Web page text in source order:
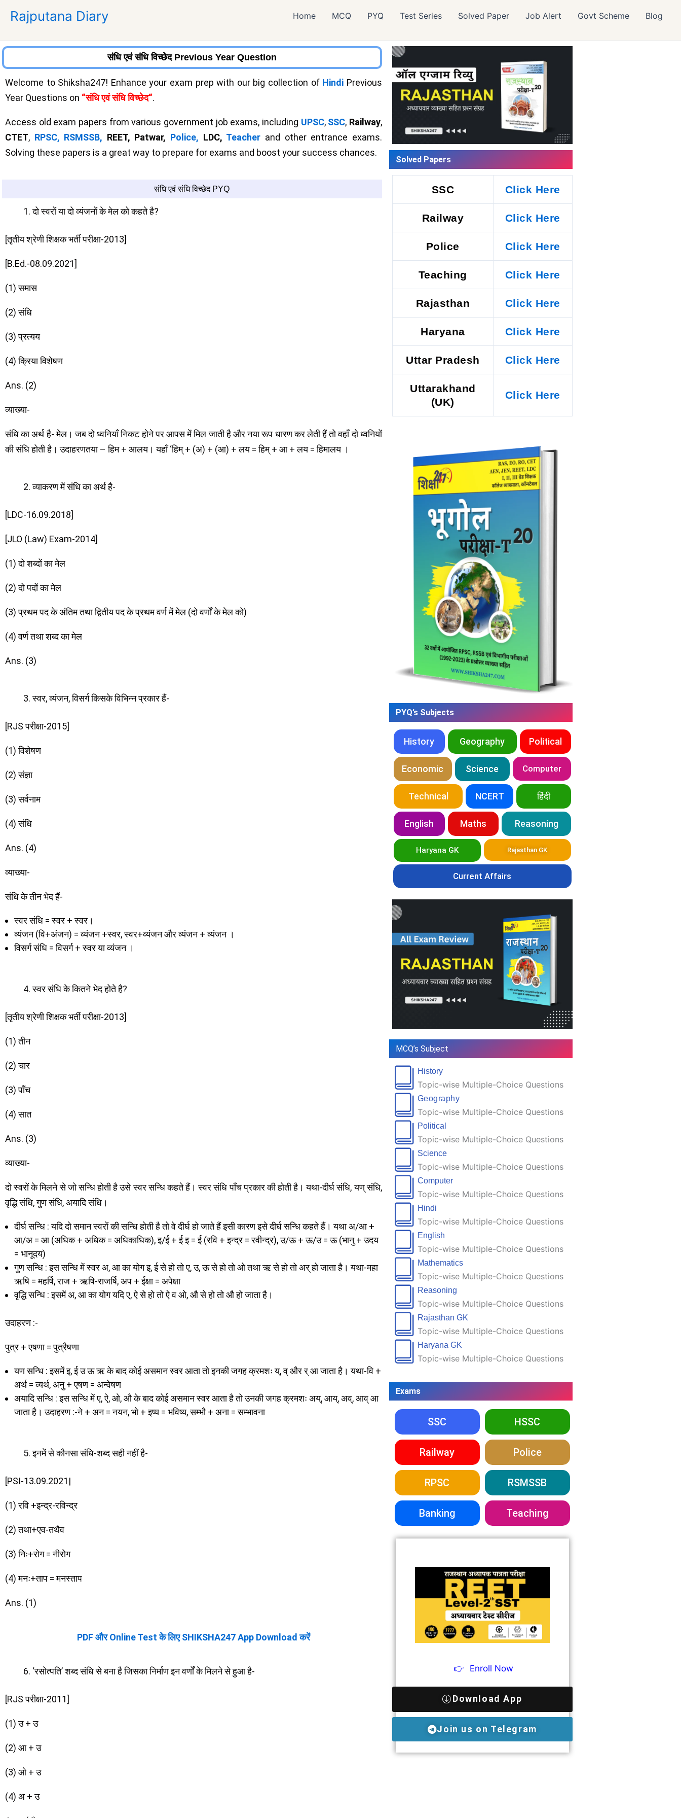
Rajputana Diary Home MCQ PYQ Test Series Solved Paper Job Alert Govt Scheme Blog
संधि एवं संधि विच्छेद Previous Year Question
Welcome to Shiksha247! Enhance your exam prep with our big collection of Hindi Previous
Year Questions on “संधि एवं संधि विच्छेद“.
Access old exam papers from various government job exams, including UPSC, SSC, Railway,
CTET, RPSC, RSMSSB, REET, Patwar, Police, LDC, Teacher and other entrance exams.
Solving these papers is a great way to prepare for exams and boost your success chances.
संधि एवं संधि विच्छेद PYQ
दो स्वरों या दो व्यंजनों के मेल को कहते है?
[तृतीय श्रेणी शिक्षक भर्ती परीक्षा-2013]
[B.Ed.-08.09.2021]
(1) समास
(2) संधि
(3) प्रत्यय
(4) क्रिया विशेषण
Ans. (2)
व्याख्या-
संधि का अर्थ है- मेल। जब दो ध्वनियाँ निकट होने पर आपस में मिल जाती है और नया रूप धारण कर लेती हैं तो वहाँ दो ध्वनियों
की संधि होती है। उदाहरणतया – हिम + आलय। यहाँ ‘हिम् + (अ) + (आ) + लय = हिम् + आ + लय = हिमालय ।
व्याकरण में संधि का अर्थ है-
[LDC-16.09.2018]
[JLO (Law) Exam-2014]
(1) दो शब्दों का मेल
(2) दो पदों का मेल
(3) प्रथम पद के अंतिम तथा द्वितीय पद के प्रथम वर्ण में मेल (दो वर्णों के मेल को)
(4) वर्ण तथा शब्द का मेल
Ans. (3)
स्वर, व्यंजन, विसर्ग किसके विभिन्न प्रकार हैं-
[RJS परीक्षा-2015]
(1) विशेषण
(2) संज्ञा
(3) सर्वनाम
(4) संधि
Ans. (4)
व्याख्या-
संधि के तीन भेद हैं-
स्वर संधि = स्वर + स्वर।
व्यंजन (वि+अंजन) = व्यंजन +स्वर, स्वर+व्यंजन और व्यंजन + व्यंजन ।
विसर्ग संधि = विसर्ग + स्वर या व्यंजन ।
स्वर संधि के कितने भेद होते है?
[तृतीय श्रेणी शिक्षक भर्ती परीक्षा-2013]
(1) तीन
(2) चार
(3) पाँच
(4) सात
Ans. (3)
व्याख्या-
दो स्वरों के मिलने से जो सन्धि होती है उसे स्वर सन्धि कहते हैं। स्वर संधि पाँच प्रकार की होती है। यथा-दीर्घ संधि, यण् संधि,
वृद्धि संधि, गुण संधि, अयादि संधि।
दीर्घ सन्धि : यदि दो समान स्वरों की सन्धि होती है तो वे दीर्घ हो जाते हैं इसी कारण इसे दीर्घ सन्धि कहते हैं। यथा अ/आ +
आ/अ = आ (अधिक + अधिक = अधिकाधिक), इ/ई + ई इ = ई (रवि + इन्द्र = रवीन्द्र), उ/ऊ + ऊ/उ = ऊ (भानु + उदय
= भानूदय)
गुण सन्धि : इस सन्धि में स्वर अ, आ का योग इ, ई से हो तो ए, उ, ऊ से हो तो ओ तथा ऋ से हो तो अर् हो जाता है। यथा-महा
ऋषि = महर्षि, राज + ऋषि-राजर्षि, अप + ईक्षा = अपेक्षा
वृद्धि सन्धि : इसमें अ, आ का योग यदि ए, ऐ से हो तो ऐ व ओ, औ से हो तो औ हो जाता है।
उदाहरण :-
पुत्र + एषणा = पुत्रैषणा
यण सन्धि : इसमें इ, ई उ ऊ ऋ के बाद कोई असमान स्वर आता तो इनकी जगह क्रमशः य्, व् और र् आ जाता है। यथा-वि +
अर्थ = व्यर्थ, अनु + एषण = अन्वेषण
अयादि सन्धि : इस सन्धि में ए, ऐ, ओ, औ के बाद कोई असमान स्वर आता है तो उनकी जगह क्रमशः अय्, आय्, अव्, आव् आ
जाता है। उदाहरण :-ने + अन = नयन, भो + इष्य = भविष्य, सम्भौ + अना = सम्भावना
इनमें से कौनसा संधि-शब्द सही नहीं है-
[PSI-13.09.2021|
(1) रवि +इन्द्र-रविन्द्र
(2) तथा+एव-तथैव
(3) निः+रोग = नीरोग
(4) मनः+ताप = मनस्ताप
Ans. (1)
PDF और Online Test के लिए SHIKSHA247 App Download करें
‘रसोत्पति’ शब्द संधि से बना है जिसका निर्माण इन वर्णों के मिलने से हुआ है-
[RJS परीक्षा-2011]
(1) उ + उ
(2) आ + उ
(3) ओ + उ
(4) अ + उ
Solved Papers
SSC Click Here
Railway Click Here
Police Click Here
Teaching Click Here
Rajasthan Click Here
Haryana Click Here
Uttar Pradesh Click Here
Uttarakhand
(UK)
Click Here
PYQ’s Subjects
History Geography Political
Economic Science Computer
Technical NCERT हिंदी
English Maths Reasoning
Haryana GK Rajasthan GK
Current Affairs
MCQ’s Subject
History
Topic-wise Multiple-Choice Questions
Geography
Topic-wise Multiple-Choice Questions
Political
Topic-wise Multiple-Choice Questions
Science
Topic-wise Multiple-Choice Questions
Computer
Topic-wise Multiple-Choice Questions
Hindi
Topic-wise Multiple-Choice Questions
English
Topic-wise Multiple-Choice Questions
Mathematics
Topic-wise Multiple-Choice Questions
Reasoning
Topic-wise Multiple-Choice Questions
Rajasthan GK
Topic-wise Multiple-Choice Questions
Haryana GK
Topic-wise Multiple-Choice Questions
Exams
SSC HSSC
Railway Police
RPSC RSMSSB
Banking Teaching
👉 Enroll Now
Download App
Join us on Telegram